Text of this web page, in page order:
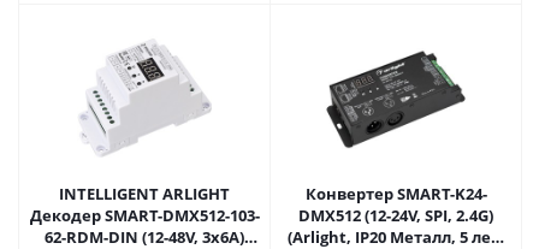
INTELLIGENT ARLIGHT
Декодер SMART-DMX512-103-
62-RDM-DIN (12-48V, 3x6A)
Конвертер SMART-K24-
DMX512 (12-24V, SPI, 2.4G)
(Arlight, IP20 Металл, 5 лет)